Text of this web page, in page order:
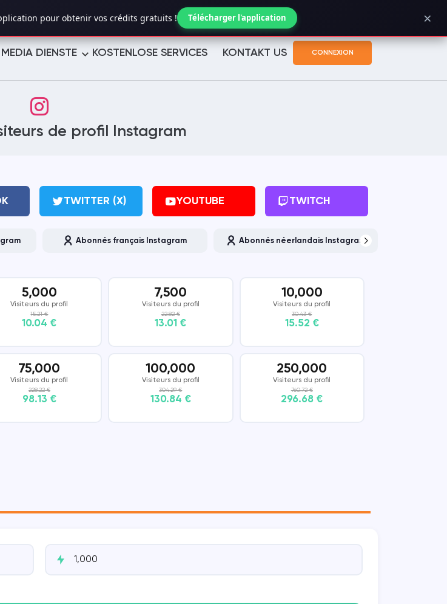
pour obtenir vos crédits gratuits ! Télécharger l'application ×
DIENSTE
LINKEDIN
LIKEE
SNAPCHAT
KOSTENLOSE SERVICES KONTAKT US CONNEXION
de profil Instagram
TWITTER (X) YOUTUBE TWITCH
Abonnés français Instagram Abonnés néerlandais Instagram
5,000
Visiteurs du profil
15.21 €
10.04 €
7,500
Visiteurs du profil
22.82 €
13.01 €
10,000
Visiteurs du profil
30.43 €
15.52 €
75,000
Visiteurs du profil
228.22 €
98.13 €
100,000
Visiteurs du profil
304.29 €
130.84 €
250,000
Visiteurs du profil
760.72 €
296.68 €